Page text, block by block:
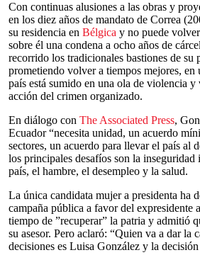
Con continuas alusiones a las obras y
en los diez años de mandato de Correa
su residencia en Bélgica y no puede
sobre él una condena a ocho años de
recorrido los tradicionales bastiones de su
prometiendo volver a tiempos mejores, en
país está sumido en una ola de violencia
acción del crimen organizado.
En diálogo con The Associated Press,
Ecuador “necesita unidad, un acuerdo
sectores, un acuerdo para llevar el país al
los principales desafíos son la inseguridad
país, el hambre, el desempleo y la salud.
La única candidata mujer a presidenta ha
campaña pública a favor del expresidente
tiempo de ”recuperar” la patria y admitió
su asesor. Pero aclaró: “Quien va a dar la
decisiones es Luisa González y la